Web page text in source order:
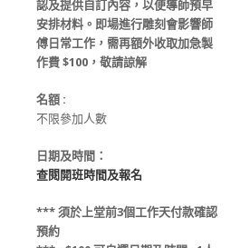
認及提供自訂內容， 以便導師預早
安排材料。 即場進行雕刻會影響師
傅日常工作， 需再額外收取加急製
作費$100，敬請諒解
名額 :
不限參加人數
日期及時間：
查閱開班時間及報名
***須於上堂前3個工作天付款確認
預約